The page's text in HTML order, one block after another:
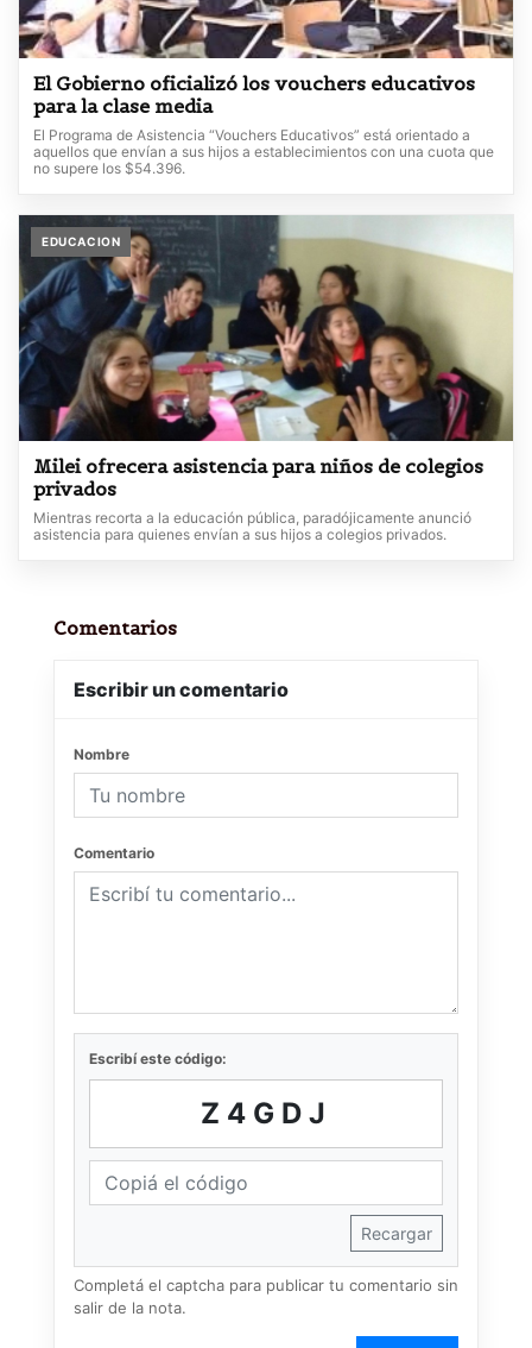
El Gobierno oficializó los vouchers educativos
para la clase media
El Programa de Asistencia “Vouchers Educativos” está orientado a
aquellos que envían a sus hijos a establecimientos con una cuota que
no supere los $54.396.
EDUCACION
Milei ofrecera asistencia para niños de colegios
privados
Mientras recorta a la educación pública, paradójicamente anunció
asistencia para quienes envían a sus hijos a colegios privados.
Comentarios
Escribir un comentario
Nombre
Comentario
Escribí este código:
Z4GDJ
Recargar
Completá el captcha para publicar tu comentario sin
salir de la nota.